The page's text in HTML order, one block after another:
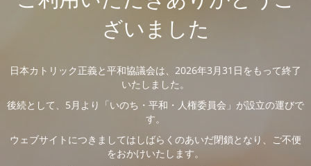
ざいました
日本カトリック正義と平和協議会は、2026年3月31日をもって終了
いたしました。
後続として、5月より「いのち・平和・人権委員会」が設立の運びで
す。
ウェブサイトにつきましてはしばらくのあいだ閉鎖となり、ご不便
をおかけいたします。